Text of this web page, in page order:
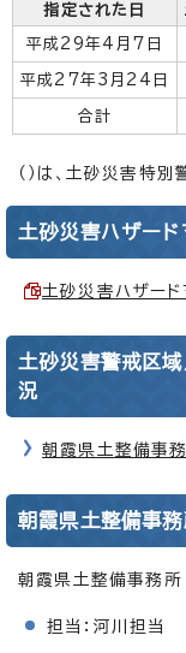
指定された日
平成29年4月7日
平成27年3月24日
合計
（）は、土砂災害特別
土砂災害ハザード
土砂災害ハザー
土砂災害警戒区
況
朝霞県土整備事
朝霞県土整備事務
朝霞県土整備事務所
担当：河川担当